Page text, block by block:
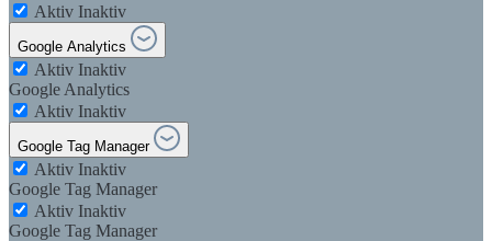
Aktiv Inaktiv
Google Analytics
Aktiv Inaktiv
Google Analytics
Aktiv Inaktiv
Google Tag Manager
Aktiv Inaktiv
Google Tag Manager
Aktiv Inaktiv
Google Tag Manager